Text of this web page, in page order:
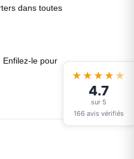
dans toutes
Enfilez-le pour
★★★★ ★
4.7
sur 5
166 avis vérifiés